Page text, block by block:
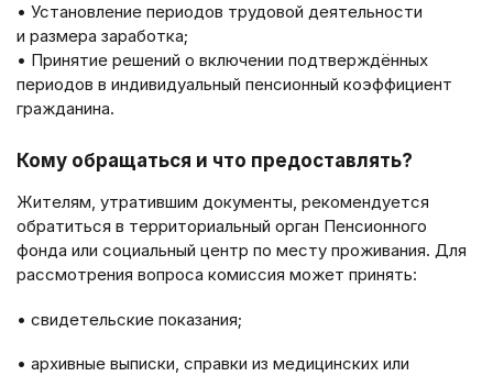
• Установление периодов трудовой деятельности
и размера заработка;
• Принятие решений о включении подтверждённых
периодов в индивидуальный пенсионный коэффициент
гражданина.
Кому обращаться и что предоставлять?
Жителям, утратившим документы, рекомендуется
обратиться в территориальный орган Пенсионного
фонда или социальный центр по месту проживания. Для
рассмотрения вопроса комиссия может принять:
• свидетельские показания;
• архивные выписки, справки из медицинских или